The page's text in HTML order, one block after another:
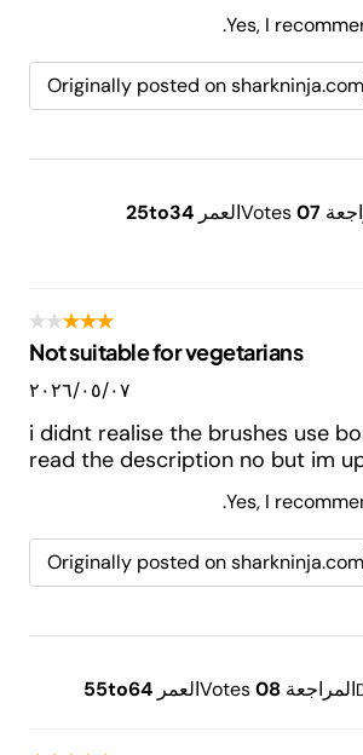
Yes, I
Originally posted on sharkninja.com
7
Votes0 العمر 25to34
Not suitable for vegetarians
٠٧‏/٠٥‏/٢٠٢٦
i didnt realise the brushes use
read the description no but im
Yes, I
Originally posted on sharkninja.com
المراجعة 8
Votes 0 العمر 55to64